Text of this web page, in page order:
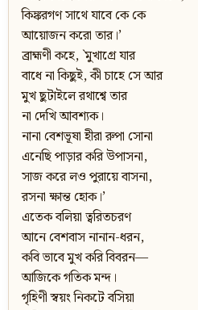
কিঙ্করগণ সাথে যাবে কে কে
আয়োজন করো তার।’
ব্রাহ্মণী কহে, `মুখাগ্রে যার
বাধে না কিছুই, কী চাহে সে আর
মুখ ছুটাইলে রথাশ্বে তার
না দেখি আবশ্যক।
নানা বেশভূষা হীরা রুপা সোনা
এনেছি পাড়ার করি উপাসনা,
সাজ করে লও পুরায়ে বাসনা,
রসনা ক্ষান্ত হোক।’
এতেক বলিয়া ত্বরিতচরণ
আনে বেশবাস নানান-ধরন,
কবি ভাবে মুখ করি বিবরন—
আজিকে গতিক মন্দ।
গৃহিণী স্বয়ং নিকটে বসিয়া